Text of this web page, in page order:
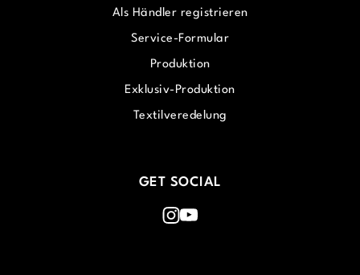
Als Händler registrieren
Service-Formular
Produktion
Exklusiv-Produktion
Textilveredelung
GET SOCIAL
Instagram
Youtube